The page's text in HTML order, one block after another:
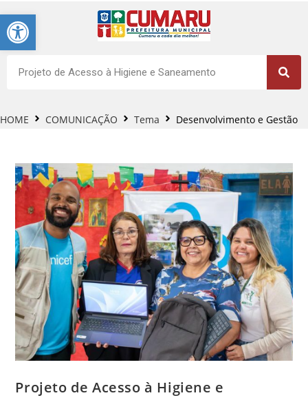
Barra de Ferramentas Aberta
HOME COMUNICAÇÃO Tema Desenvolvimento e Gestão
Projeto de Acesso à Higiene e